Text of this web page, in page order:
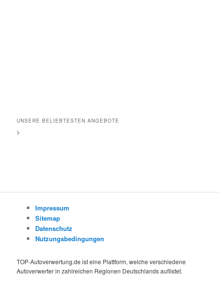
UNSERE BELIEBTESTEN ANGEBOTE
>
Impressum
Sitemap
Datenschutz
Nutzungsbedingungen
TOP-Autoverwertung.de ist eine Plattform, welche verschiedene
Autoverwerter in zahlreichen Regionen Deutschlands auflistet.